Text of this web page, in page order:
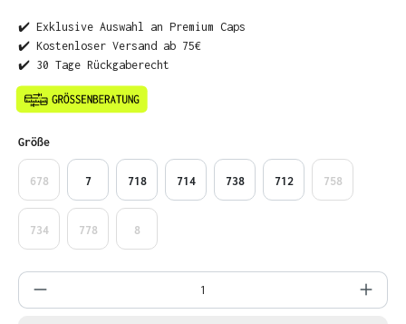
✔️ Exklusive Auswahl an Premium Caps
✔️ Kostenloser Versand ab 75€
✔️ 30 Tage Rückgaberecht
Größeauswählen
678 7 718 714 738 712 758
734 778 8
Produkt Anzahl: Gib den gewünschten